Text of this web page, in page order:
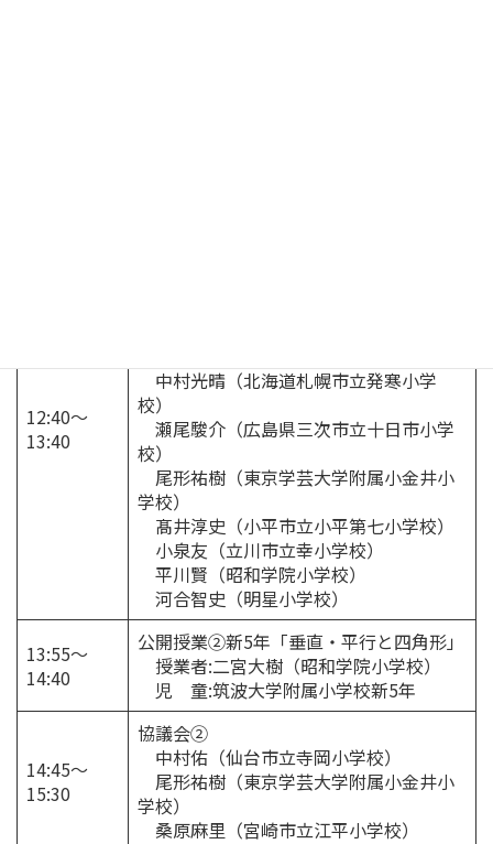
12:40～
13:40
中村光晴（北海道札幌市立発寒小学
校）
瀬尾駿介（広島県三次市立十日市小学
校）
尾形祐樹（東京学芸大学附属小金井小
学校）
髙井淳史（小平市立小平第七小学校）
小泉友（立川市立幸小学校）
平川賢（昭和学院小学校）
河合智史（明星小学校）
13:55～
14:40
公開授業②新5年「垂直・平行と四角形」
授業者:二宮大樹（昭和学院小学校）
児 童:筑波大学附属小学校新5年
14:45～
15:30
協議会②
中村佑（仙台市立寺岡小学校）
尾形祐樹（東京学芸大学附属小金井小
学校）
桑原麻里（宮崎市立江平小学校）